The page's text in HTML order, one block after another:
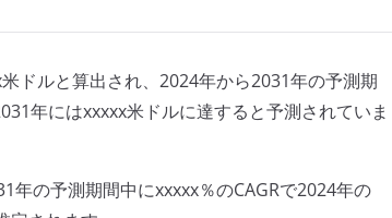
ドルと算出され、2024年から2031年の予測期
年にはxxxxx米ドルに達すると予測されていま
の予測期間中にxxxxx％のCAGRで2024年の